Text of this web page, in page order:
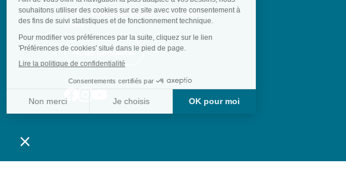
18 Av. Général de Gaulle - 68300 Saint-
Louis
Nous contacter
Suivez-nous sur Facebook
Suivez-nous sur Instagram
Suivez-nous sur Youtube